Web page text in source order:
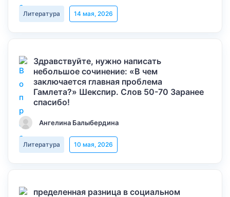
Литература 14 мая, 2026
Здравствуйте, нужно написать
небольшое сочинение: «В чем
заключается главная проблема
Гамлета?» Шекспир. Слов 50-70 Заранее
спасибо!
Ангелина Балыбердина
Литература 10 мая, 2026
пределенная разница в социальном